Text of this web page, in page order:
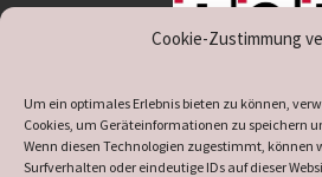
Cookie-Zustimmung
Um ein optimales Erlebnis bieten zu können,
Cookies, um Geräteinformationen zu speichern
Wenn diesen Technologien zugestimmt, können
Surfverhalten oder eindeutige IDs auf dieser